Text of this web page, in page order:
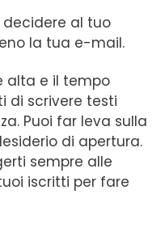
decidere al tuo
la tua e-mail.
alta e il tempo
di scrivere testi
Puoi far leva sulla
di apertura.
sempre alle
iscritti per fare